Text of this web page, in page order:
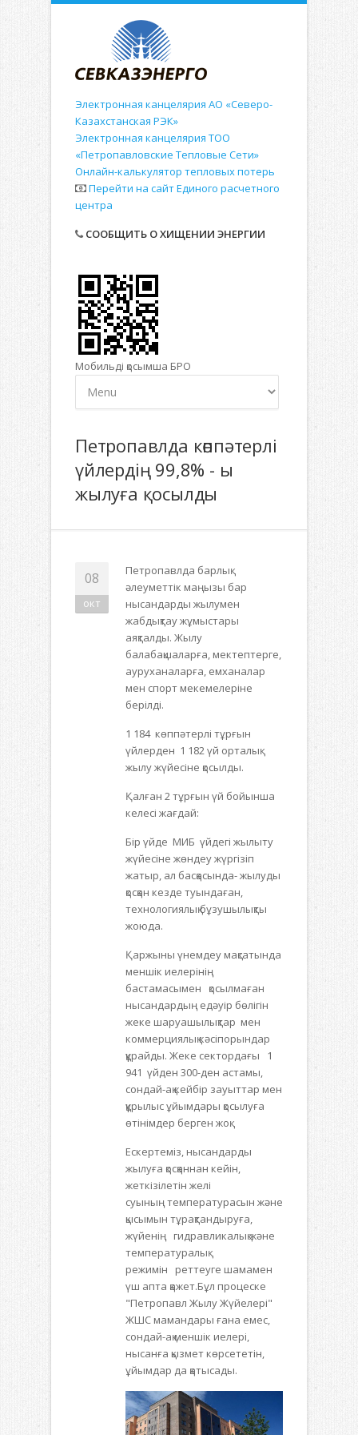
Электронная канцелярия АО «Северо-
Казахстанская РЭК»
Электронная канцелярия ТОО
«Петропавловские Тепловые Сети»
Онлайн-калькулятор тепловых потерь
Перейти на сайт Единого расчетного
центра
СООБЩИТЬ О ХИЩЕНИИ ЭНЕРГИИ
Мобильді қосымша БРО
Петропавлда көппәтерлі
үйлердің 99,8% - ы
жылуға қосылды
08
окт
Петропавлда барлық
әлеуметтік маңызы бар
нысандарды жылумен
жабдықтау жұмыстары
аяқталды. Жылу
балабақшаларға, мектептерге,
ауруханаларға, емханалар
мен спорт мекемелеріне
берілді.
1 184 көппәтерлі тұрғын
үйлерден 1 182 үй орталық
жылу жүйесіне қосылды.
Қалған 2 тұрғын үй бойынша
келесі жағдай:
Бір үйде МИБ үйдегі жылыту
жүйесіне жөндеу жүргізіп
жатыр, ал басқасында- жылуды
қосқан кезде туындаған,
технологиялық бұзушылықты
жоюда.
Қаржыны үнемдеу мақсатында
меншік иелерінің
бастамасымен қосылмаған
нысандардың едәуір бөлігін
жеке шаруашылықтар мен
коммерциялық кәсіпорындар
құрайды. Жеке сектордағы 1
941 үйден 300-ден астамы,
сондай-ақ кейбір зауыттар мен
құрылыс ұйымдары қосылуға
өтінімдер берген жоқ.
Ескертеміз, нысандарды
жылуға қосқаннан кейін,
жеткізілетін желі
суының температурасын және
қысымын тұрақтандыруға,
жүйенің гидравликалық және
температуралық
режимін реттеуге шамамен
үш апта қажет.Бұл процеске
"Петропавл Жылу Жүйелері"
ЖШС мамандары ғана емес,
сондай-ақ меншік иелері,
нысанға қызмет көрсететін,
ұйымдар да қатысады.